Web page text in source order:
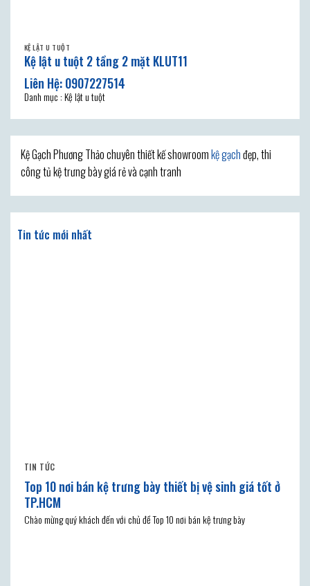
KỆ LẬT U TUỘT
Kệ lật u tuột 2 tầng 2 mặt KLUT11
Danh mục : Kệ lật u tuột
Kệ Gạch Phương Thảo chuyên thiết kế showroomkệ gạchđẹp, thi
công tủ kệ trưng bày giá rẻ và cạnh tranh
Tin tức mới nhất
TIN TỨC
Top 10 nơi bán kệ trưng bày thiết bị vệ sinh giá tốt ở
TP.HCM
Chào mừng quý khách đến với chủ đề Top 10 nơi bán kệ trưng bày